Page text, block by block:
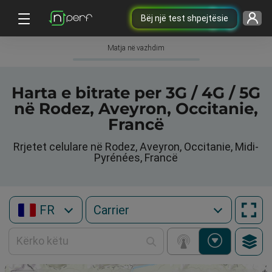
Bëj një test shpejtësie
Matja në vazhdim
Harta e bitrate per 3G / 4G / 5G
në Rodez, Aveyron, Occitanie,
Francë
Rrjetet celulare në Rodez, Aveyron, Occitanie, Midi-
Pyrénées, Francë
FR